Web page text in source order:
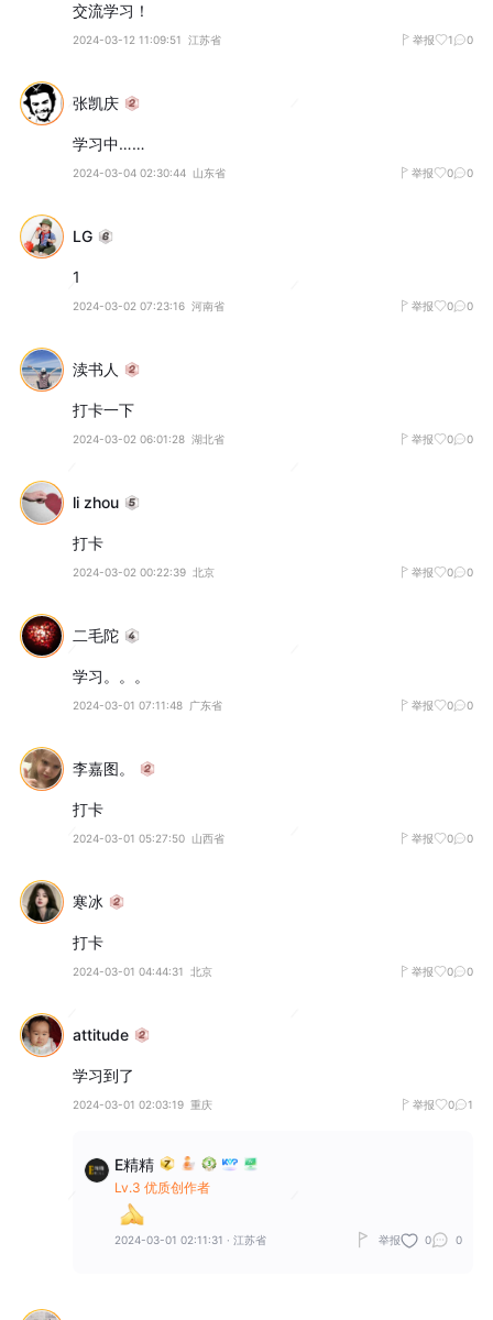
交流学习！
2024-03-12 11:09:51 江苏省 举报 1 0
张凯庆
学习中……
2024-03-04 02:30:44 山东省 举报 0 0
LG
1
2024-03-02 07:23:16 河南省 举报 0 0
渎书人
打卡一下
2024-03-02 06:01:28 湖北省 举报 0 0
li zhou
打卡
2024-03-02 00:22:39 北京 举报 0 0
二毛陀
学习。。。
2024-03-01 07:11:48 广东省 举报 0 0
李嘉图。
打卡
2024-03-01 05:27:50 山西省 举报 0 0
寒冰
打卡
2024-03-01 04:44:31 北京 举报 0 0
attitude
学习到了
2024-03-01 02:03:19 重庆 举报 0 1
E精精
Lv.3 优质创作者
2024-03-01 02:11:31 · 江苏省 举报 0 0